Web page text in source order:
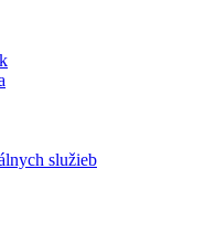
služieb